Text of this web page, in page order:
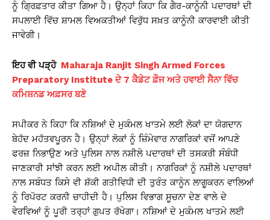
ਨੂੰ ਗ੍ਰਿਫ਼ਤਾਰ ਕੀਤਾ ਗਿਆ ਹੈ। ਉਨ੍ਹਾਂ ਕਿਹਾ ਕਿ ਗੈਰ-ਕਾਨੂੰਨੀ ਪਦਾਰਥਾਂ ਦੀ
ਸਪਲਾਈ ਵਿੱਚ ਸ਼ਾਮਲ ਵਿਅਕਤੀਆਂ ਵਿਰੁੱਧ ਸਖ਼ਤ ਕਾਨੂੰਨੀ ਕਾਰਵਾਈ ਕੀਤੀ
ਜਾਵੇਗੀ।
ਇਹ ਵੀ ਪੜ੍ਹੋ Maharaja Ranjit Singh Armed Forces
Preparatory Institute ਦੇ 7 ਕੈਡੇਟ ਫ਼ੌਜ ਅਤੇ ਹਵਾਈ ਸੈਨਾ ਵਿੱਚ
ਕਮਿਸ਼ਨਡ ਅਫ਼ਸਰ ਬਣੇ
ਸਪੀਕਰ ਨੇ ਕਿਹਾ ਕਿ ਨਸ਼ਿਆਂ ਦੇ ਮੁਕੰਮਲ ਖਾਤਮੇ ਲਈ ਲੋਕਾਂ ਦਾ ਯੋਗਦਾਨ
ਬੇਹੱਦ ਮਹੱਤਵਪੂਰਨ ਹੈ। ਉਨ੍ਹਾਂ ਲੋਕਾਂ ਨੂੰ ਜ਼ਿੰਮੇਵਾਰ ਨਾਗਰਿਕਾਂ ਵਜੋਂ ਆਪਣੇ
ਫਰਜ਼ ਨਿਭਾਉਣ ਅਤੇ ਪੁਲਿਸ ਨਾਲ ਨਸ਼ੀਲੇ ਪਦਾਰਥਾਂ ਦੀ ਤਸਕਰੀ ਸੰਬੰਧੀ
ਜਾਣਕਾਰੀ ਸਾਂਝੀ ਕਰਨ ਲਈ ਅਪੀਲ ਕੀਤੀ। ਨਾਗਰਿਕਾਂ ਨੂੰ ਨਸ਼ੀਲੇ ਪਦਾਰਥਾਂ
ਨਾਲ ਸਬੰਧਤ ਕਿਸੇ ਵੀ ਸ਼ੱਕੀ ਗਤੀਵਿਧੀ ਦੀ ਤੁਰੰਤ ਕਾਨੂੰਨ ਲਾਗੂਕਰਨ ਵਾਲਿਆਂ
ਨੂੰ ਰਿਪੋਰਟ ਕਰਨੀ ਚਾਹੀਦੀ ਹੈ। ਪੁਲਿਸ ਵਿਭਾਗ ਸੂਚਨਾ ਦੇਣ ਵਾਲੇ ਦੇ
ਵੇਰਵਿਆਂ ਨੂੰ ਪੂਰੀ ਤਰ੍ਹਾਂ ਗੁਪਤ ਰੱਖੇਗਾ। ਨਸ਼ਿਆਂ ਦੇ ਮੁਕੰਮਲ ਖਾਤਮੇ ਲਈ